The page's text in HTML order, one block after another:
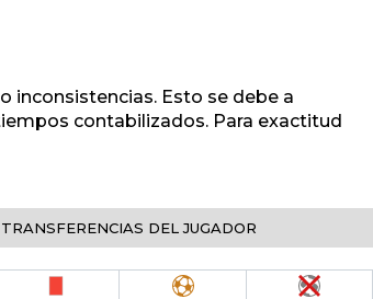
inconsistencias. Esto se debe a
contabilizados. Para exactitud
TRANSFERENCIAS DEL JUGADOR